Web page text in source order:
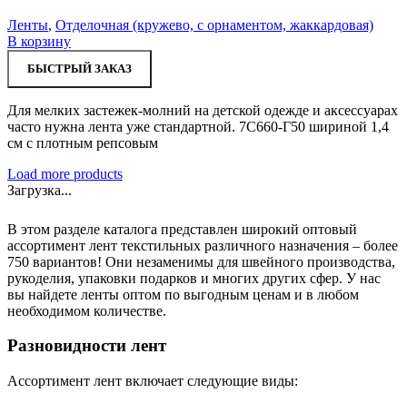
Ленты, Отделочная (кружево, с орнаментом, жаккардовая)
В корзину
БЫСТРЫЙ ЗАКАЗ
Для мелких застежек-молний на детской одежде и аксессуарах
часто нужна лента уже стандартной. 7С660-Г50 шириной 1,4
см с плотным репсовым
Load more products
Загрузка...
В этом разделе каталога представлен широкий оптовый
ассортимент лент текстильных различного назначения – более
750 вариантов! Они незаменимы для швейного производства,
рукоделия, упаковки подарков и многих других сфер. У нас
вы найдете ленты оптом по выгодным ценам и в любом
необходимом количестве.
Разновидности лент
Ассортимент лент включает следующие виды: